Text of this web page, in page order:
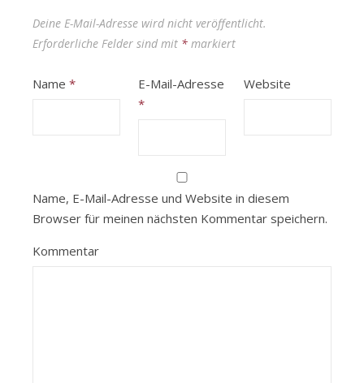
Deine E-Mail-Adresse wird nicht veröffentlicht.
Erforderliche Felder sind mit * markiert
Name *
E-Mail-Adresse
*
Website
Name, E-Mail-Adresse und Website in diesem
Browser für meinen nächsten Kommentar speichern.
Kommentar